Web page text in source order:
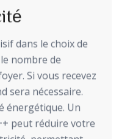
dans le choix de
nombre de
Si vous recevez
sera nécessaire.
énergétique. Un
peut réduire votre